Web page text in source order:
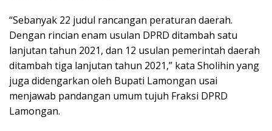
“Sebanyak 22 judul rancangan peraturan daerah.
Dengan rincian enam usulan DPRD ditambah satu
lanjutan tahun 2021, dan 12 usulan pemerintah daerah
ditambah tiga lanjutan tahun 2021,” kata Sholihin yang
juga didengarkan oleh Bupati Lamongan usai
menjawab pandangan umum tujuh Fraksi DPRD
Lamongan.